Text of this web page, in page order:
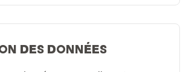
DES DONNÉES